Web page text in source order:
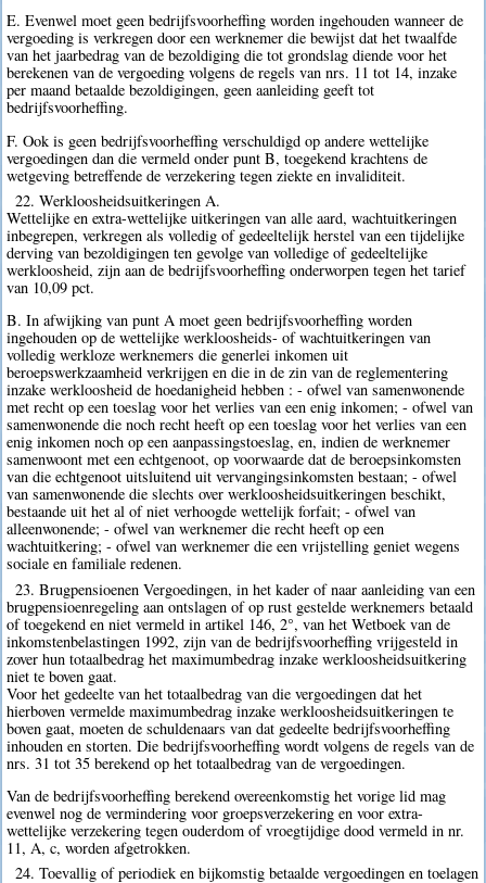
E. Evenwel moet geen bedrijfsvoorheffing worden ingehouden wanneer de
vergoeding is verkregen door een werknemer die bewijst dat het twaalfde
van het jaarbedrag van de bezoldiging die tot grondslag diende voor het
berekenen van de vergoeding volgens de regels van nrs. 11 tot 14, inzake
per maand betaalde bezoldigingen, geen aanleiding geeft tot
bedrijfsvoorheffing.
F. Ook is geen bedrijfsvoorheffing verschuldigd op andere wettelijke
vergoedingen dan die vermeld onder punt B, toegekend krachtens de
wetgeving betreffende de verzekering tegen ziekte en invaliditeit.
22. Werkloosheidsuitkeringen A.
Wettelijke en extra-wettelijke uitkeringen van alle aard, wachtuitkeringen
inbegrepen, verkregen als volledig of gedeeltelijk herstel van een tijdelijke
derving van bezoldigingen ten gevolge van volledige of gedeeltelijke
werkloosheid, zijn aan de bedrijfsvoorheffing onderworpen tegen het tarief
van 10,09 pct.
B. In afwijking van punt A moet geen bedrijfsvoorheffing worden
ingehouden op de wettelijke werkloosheids- of wachtuitkeringen van
volledig werkloze werknemers die generlei inkomen uit
beroepswerkzaamheid verkrijgen en die in de zin van de reglementering
inzake werkloosheid de hoedanigheid hebben : - ofwel van samenwonende
met recht op een toeslag voor het verlies van een enig inkomen; - ofwel van
samenwonende die noch recht heeft op een toeslag voor het verlies van een
enig inkomen noch op een aanpassingstoeslag, en, indien de werknemer
samenwoont met een echtgenoot, op voorwaarde dat de beroepsinkomsten
van die echtgenoot uitsluitend uit vervangingsinkomsten bestaan; - ofwel
van samenwonende die slechts over werkloosheidsuitkeringen beschikt,
bestaande uit het al of niet verhoogde wettelijk forfait; - ofwel van
alleenwonende; - ofwel van werknemer die recht heeft op een
wachtuitkering; - ofwel van werknemer die een vrijstelling geniet wegens
sociale en familiale redenen.
23. Brugpensioenen Vergoedingen, in het kader of naar aanleiding van een
brugpensioenregeling aan ontslagen of op rust gestelde werknemers betaald
of toegekend en niet vermeld in artikel 146, 2°, van het Wetboek van de
inkomstenbelastingen 1992, zijn van de bedrijfsvoorheffing vrijgesteld in
zover hun totaalbedrag het maximumbedrag inzake werkloosheidsuitkering
niet te boven gaat.
Voor het gedeelte van het totaalbedrag van die vergoedingen dat het
hierboven vermelde maximumbedrag inzake werkloosheidsuitkeringen te
boven gaat, moeten de schuldenaars van dat gedeelte bedrijfsvoorheffing
inhouden en storten. Die bedrijfsvoorheffing wordt volgens de regels van de
nrs. 31 tot 35 berekend op het totaalbedrag van de vergoedingen.
Van de bedrijfsvoorheffing berekend overeenkomstig het vorige lid mag
evenwel nog de vermindering voor groepsverzekering en voor extra-
wettelijke verzekering tegen ouderdom of vroegtijdige dood vermeld in nr.
11, A, c, worden afgetrokken.
24. Toevallig of periodiek en bijkomstig betaalde vergoedingen en toelagen